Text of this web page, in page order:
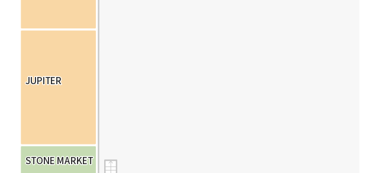
STONEMARKET
STONEMARKET
STONEMARKET
JUPITER
JUPITER
JUPITER